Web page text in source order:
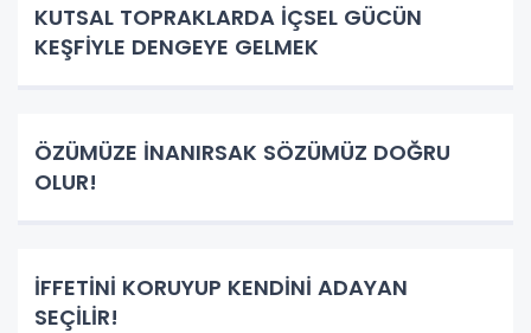
KUTSAL TOPRAKLARDA İÇSEL GÜCÜN
KEŞFİYLE DENGEYE GELMEK
ÖZÜMÜZE İNANIRSAK SÖZÜMÜZ DOĞRU
OLUR!
İFFETİNİ KORUYUP KENDİNİ ADAYAN
SEÇİLİR!